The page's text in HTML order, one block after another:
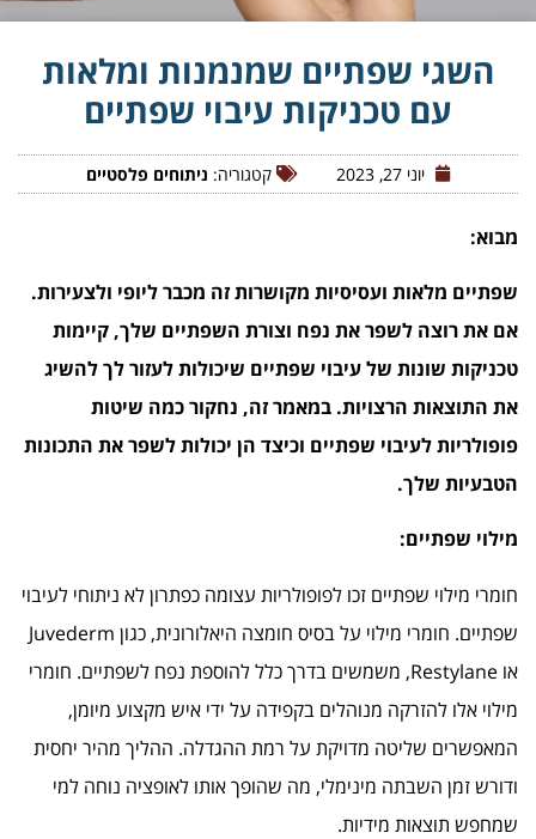
השגי שפתיים שמנמנות ומלאות
עם טכניקות עיבוי שפתיים
יוני 27, 2023 קטגוריה: ניתוחים פלסטיים
מבוא:
שפתיים מלאות ועסיסיות מקושרות זה מכבר ליופי ולצעירות.
אם את רוצה לשפר את נפח וצורת השפתיים שלך, קיימות
טכניקות שונות של עיבוי שפתיים שיכולות לעזור לך להשיג
את התוצאות הרצויות. במאמר זה, נחקור כמה שיטות
פופולריות לעיבוי שפתיים וכיצד הן יכולות לשפר את התכונות
הטבעיות שלך.
מילוי שפתיים:
חומרי מילוי שפתיים זכו לפופולריות עצומה כפתרון לא ניתוחי לעיבוי
שפתיים. חומרי מילוי על בסיס חומצה היאלורונית, כגון Juvederm
או Restylane, משמשים בדרך כלל להוספת נפח לשפתיים. חומרי
מילוי אלו להזרקה מנוהלים בקפידה על ידי איש מקצוע מיומן,
המאפשרים שליטה מדויקת על רמת ההגדלה. ההליך מהיר יחסית
ודורש זמן השבתה מינימלי, מה שהופך אותו לאופציה נוחה למי
שמחפש תוצאות מידיות.